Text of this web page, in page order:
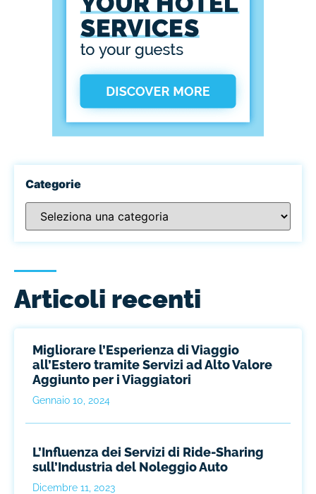
Categorie
Articoli recenti
Migliorare l’Esperienza di Viaggio
all’Estero tramite Servizi ad Alto Valore
Aggiunto per i Viaggiatori
Gennaio 10, 2024
L’Influenza dei Servizi di Ride-Sharing
sull’Industria del Noleggio Auto
Dicembre 11, 2023